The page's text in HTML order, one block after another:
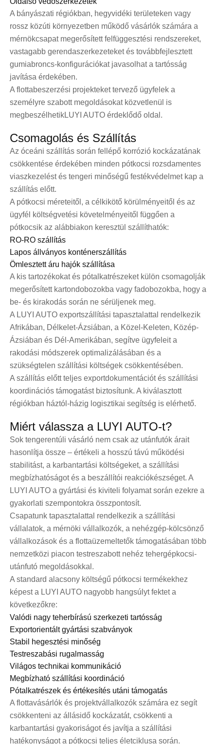
A bányászati ​​régiókban, hegyvidéki területeken vagy
rossz közúti környezetben működő vásárlók számára a
mérnökcsapat megerősített felfüggesztési rendszereket,
vastagabb gerendaszerkezeteket és továbbfejlesztett
gumiabroncs-konfigurációkat javasolhat a tartósság
javítása érdekében.
A flottabeszerzési projekteket tervező ügyfelek a
személyre szabott megoldásokat közvetlenül is
megbeszélhetikLUYI AUTO érdeklődő oldal .
Csomagolás és Szállítás
Az óceáni szállítás során fellépő korrózió kockázatának
csökkentése érdekében minden pótkocsi rozsdamentes
viaszkezelést és tengeri minőségű festékvédelmet kap a
szállítás előtt.
A pótkocsi méreteitől, a célkikötő körülményeitől és az
ügyfél költségvetési követelményeitől függően a
pótkocsik az alábbiakon keresztül szállíthatók:
RO-RO szállítás
Lapos állványos konténerszállítás
Ömlesztett áru hajók szállítása
A kis tartozékokat és pótalkatrészeket külön csomagolják
megerősített kartondobozokba vagy fadobozokba, hogy a
be- és kirakodás során ne sérüljenek meg.
A LUYI AUTO exportszállítási tapasztalattal rendelkezik
Afrikában, Délkelet-Ázsiában, a Közel-Keleten, Közép-
Ázsiában és Dél-Amerikában, segítve ügyfeleit a
rakodási módszerek optimalizálásában és a
szükségtelen szállítási költségek csökkentésében.
A szállítás előtt teljes exportdokumentációt és szállítási
koordinációs támogatást biztosítunk. A kiválasztott
régiókban háztól-házig logisztikai segítség is elérhető.
Miért válassza a LUYI AUTO-t?
Sok tengerentúli vásárló nem csak az utánfutók árait
hasonlítja össze – értékeli a hosszú távú működési
stabilitást, a karbantartási költségeket, a szállítási
megbízhatóságot és a beszállítói reakciókészséget. A
LUYI AUTO a gyártási és kiviteli folyamat során ezekre a
gyakorlati szempontokra összpontosít.
Csapatunk tapasztalattal rendelkezik a szállítási
vállalatok, a mérnöki vállalkozók, a nehézgép-kölcsönző
vállalkozások és a flottaüzemeltetők támogatásában több
nemzetközi piacon testreszabott nehéz tehergépkocsi-
utánfutó megoldásokkal.
A standard alacsony költségű pótkocsi termékekhez
képest a LUYI AUTO nagyobb hangsúlyt fektet a
következőkre:
Valódi nagy teherbírású szerkezeti tartósság
Exportorientált gyártási szabványok
Stabil hegesztési minőség
Testreszabási rugalmasság
Világos technikai kommunikáció
Megbízható szállítási koordináció
Pótalkatrészek és értékesítés utáni támogatás
A flottavásárlók és projektvállalkozók számára ez segít
csökkenteni az állásidő kockázatát, csökkenti a
karbantartási gyakoriságot és javítja a szállítási
hatékonyságot a pótkocsi teljes életciklusa során.